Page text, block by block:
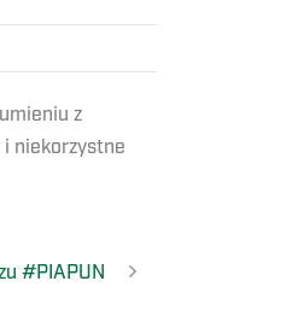
z
niekorzystne
#PIAPUN